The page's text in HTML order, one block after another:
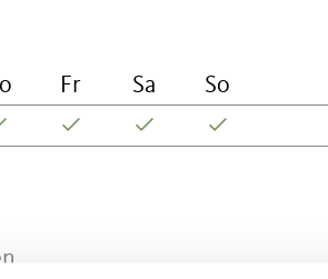
Fr Sa
So